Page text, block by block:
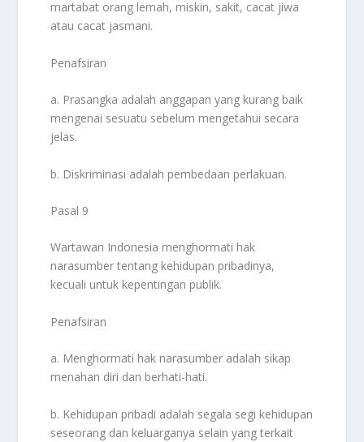
martabat orang lemah, miskin, sakit, cacat jiwa
atau cacat jasmani.
Penafsiran
a. Prasangka adalah anggapan yang kurang baik
mengenai sesuatu sebelum mengetahui secara
jelas.
b. Diskriminasi adalah pembedaan perlakuan.
Pasal 9
Wartawan Indonesia menghormati hak
narasumber tentang kehidupan pribadinya,
kecuali untuk kepentingan publik.
Penafsiran
a. Menghormati hak narasumber adalah sikap
menahan diri dan berhati-hati.
b. Kehidupan pribadi adalah segala segi kehidupan
seseorang dan keluarganya selain yang terkait